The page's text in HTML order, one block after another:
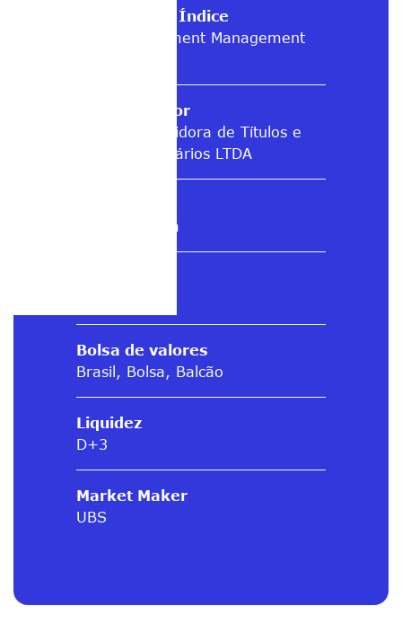
Provedor do Índice
NEOS Investment Management
Administrador
Vórtx Distribuidora de Títulos e
Valores Mobiliários LTDA
Next Auditoria
Bolsa de valores
Brasil, Bolsa, Balcão
Liquidez
D+3
Market Maker
UBS